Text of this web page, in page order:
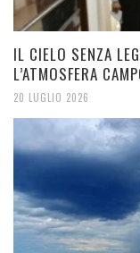
IL CIELO SENZA
L’ATMOSFERA
20 LUGLIO 2026